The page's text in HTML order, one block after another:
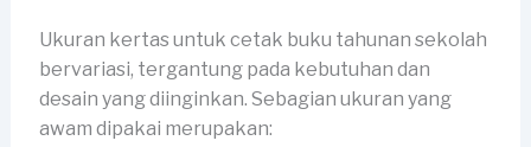
Ukuran kertas untuk cetak buku tahunan sekolah
bervariasi, tergantung pada kebutuhan dan
desain yang diinginkan. Sebagian ukuran yang
awam dipakai merupakan: